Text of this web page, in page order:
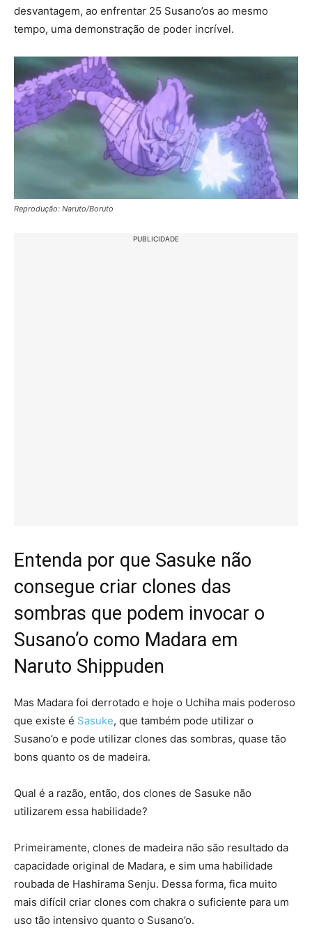
desvantagem, ao enfrentar 25 Susano’os ao mesmo
tempo, uma demonstração de poder incrível.
Reprodução: Naruto/Boruto
PUBLICIDADE
Entenda por que Sasuke não
consegue criar clones das
sombras que podem invocar o
Susano’o como Madara em
Naruto Shippuden
Mas Madara foi derrotado e hoje o Uchiha mais poderoso
que existe é Sasuke, que também pode utilizar o
Susano’o e pode utilizar clones das sombras, quase tão
bons quanto os de madeira.
Qual é a razão, então, dos clones de Sasuke não
utilizarem essa habilidade?
Primeiramente, clones de madeira não são resultado da
capacidade original de Madara, e sim uma habilidade
roubada de Hashirama Senju. Dessa forma, fica muito
mais difícil criar clones com chakra o suficiente para um
uso tão intensivo quanto o Susano’o.